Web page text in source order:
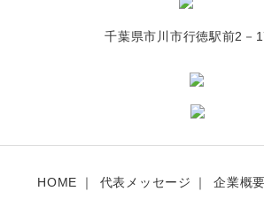
千葉県市川市行徳駅前2－
HOME 代表メッセージ 企業概要